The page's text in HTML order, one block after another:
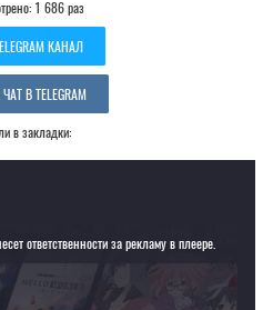
1 686 раз
КАНАЛ
В TELEGRAM
в закладки:
ответственности за рекламу в плеере.
или выберите другой плеер!